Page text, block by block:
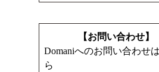
【お問い合わせ】
Domaniへのお問い合わせ
ら